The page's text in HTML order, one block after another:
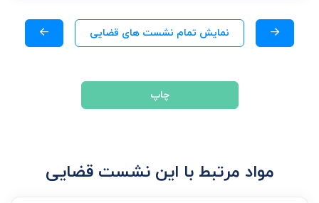
نمایش تمام نشست های قضایی
چاپ
مواد مرتبط با این نشست قضایی